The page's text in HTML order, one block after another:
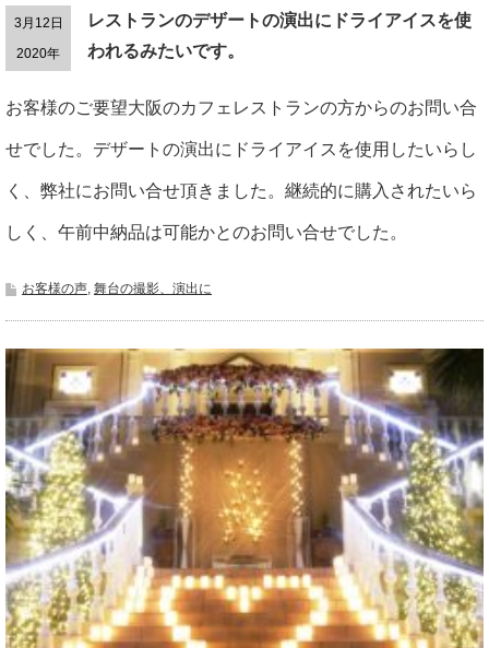
3月12日
2020年
レストランのデザートの演出にドライアイスを使
われるみたいです。
お客様のご要望大阪のカフェレストランの方からのお問い合
せでした。デザートの演出にドライアイスを使用したいらし
く、弊社にお問い合せ頂きました。継続的に購入されたいら
しく、午前中納品は可能かとのお問い合せでした。
お客様の声 舞台の撮影、演出に